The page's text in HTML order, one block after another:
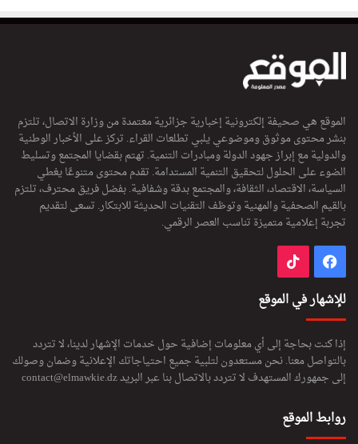
الموقع هي صحيفة إلكترونية إخبارية جزائرية معتمدة من وزارة الاتصال، تلتزم
بنشر محتوى موثوق وموضوعي يلبي تطلعات القراء. تركز على الأخبار الوطنية
والدولية مع إبراز جهود الدولة ومبادرات التنمية. تهتم بقضايا المجتمع وتسليط
الضوء على الحلول لتحقيق التنمية المستدامة. تقدم محتوى متنوعًا يغطي
السياسة، الاقتصاد، الثقافة، والمجتمع بدقة وشفافية. بفضل فريق محترف، تلتزم
بالقيم الصحفية والمهنية وتوظف التقنيات الحديثة للابتكار. تسعى لتقديم
تجربة إعلامية متميزة تناسب العصر الرقمي.
فيسبوك
للإشهار في الموقع
إذا كنت بحاجة إلى أي معلومات إضافية حول خدمات الإشهار لدينا، لا تتردد
بالتواصل معنا. نحن مستعدون لتلبية جميع احتياجاتك الإعلانية وضمان وصولك
إلى جمهورك المستهدف لا تتردد بالاتصال بنا عبر البريدcontact@elmawkie.dz
روابط الموقع